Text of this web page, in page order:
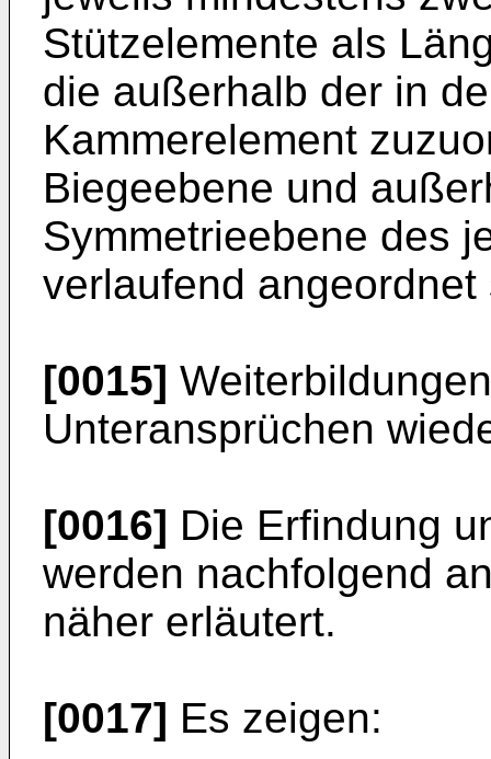
Stützelemente als
die außerhalb der in
Kammerelement
Biegeebene und
Symmetrieebene des
verlaufend angeordnet
[0015]
Unteransprüchen
[0016] Die Erfindung
werden nachfolgend
näher erläutert.
[0017] Es zeigen: